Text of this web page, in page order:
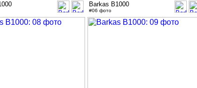
Barkas B1000
#06 фото